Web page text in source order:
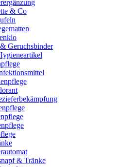
& Co
Geruchsbinder
& Tränke